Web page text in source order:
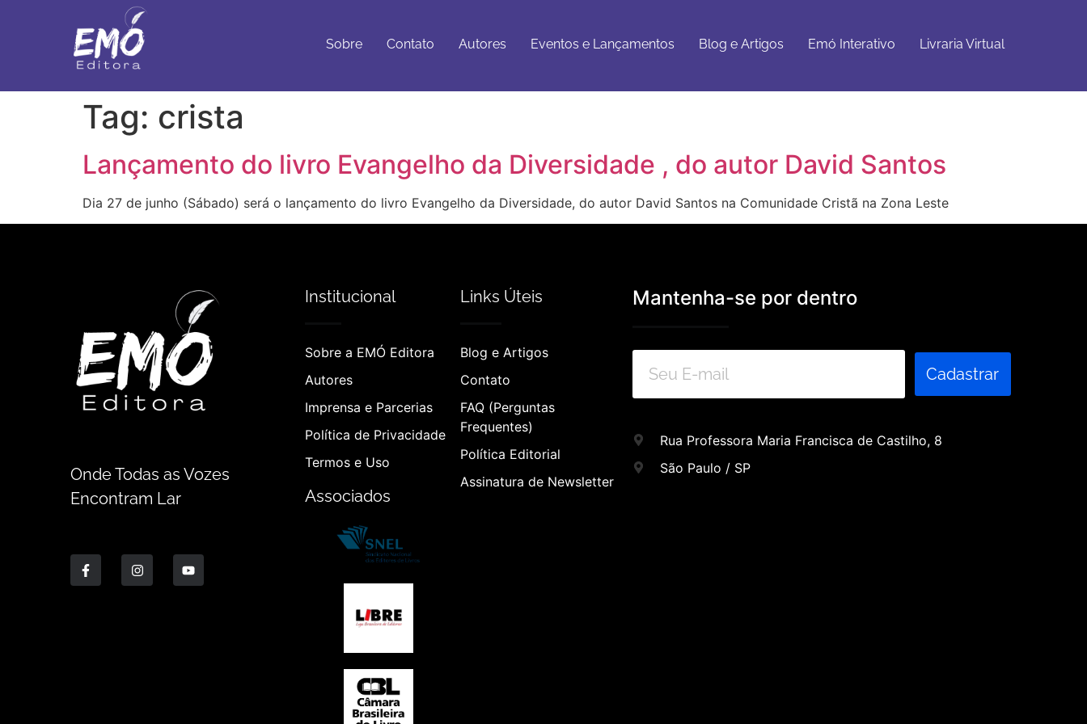
Lançamentos
Artigos
Interativo
Virtual
Sobre
Contato Autores Eventos e Lançamentos Blog e Artigos Emó Interativo Livraria Virtual
Tag: crista
Lançamento do livro Evangelho da Diversidade , do autor David Santos
Dia 27 de junho (Sábado) será o lançamento do livro Evangelho da Diversidade, do autor David Santos na Comunidade Cristã na Zona Leste
Onde Todas as Vozes
Encontram Lar
Institucional
Sobre a EMÓ Editora
Autores
Imprensa e Parcerias
Política de Privacidade
Termos e Uso
Associados
Links Úteis
Blog e Artigos
Contato
FAQ (Perguntas
Frequentes)
Política Editorial
Assinatura de Newsletter
Mantenha-se por dentro
Cadastrar
Rua Professora Maria Francisca de Castilho, 8
São Paulo / SP